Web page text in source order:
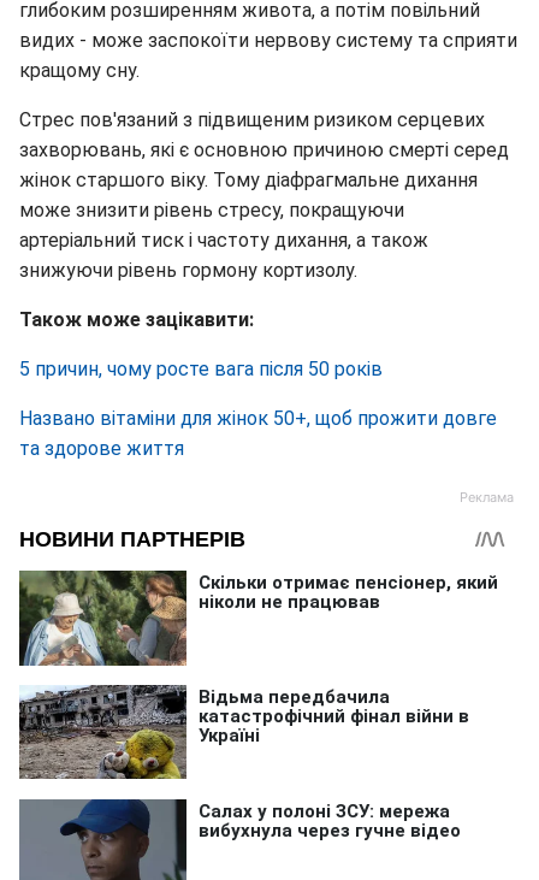
глибоким розширенням живота, а потім повільний
видих - може заспокоїти нервову систему та сприяти
кращому сну.
Стрес пов'язаний з підвищеним ризиком серцевих
захворювань, які є основною причиною смерті серед
жінок старшого віку. Тому діафрагмальне дихання
може знизити рівень стресу, покращуючи
артеріальний тиск і частоту дихання, а також
знижуючи рівень гормону кортизолу.
Також може зацікавити:
5 причин, чому росте вага після 50 років
Названо вітаміни для жінок 50+, щоб прожити довге
та здорове життя